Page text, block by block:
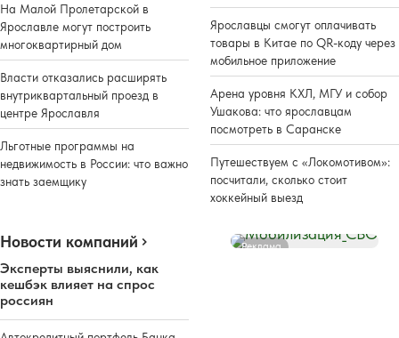
На Малой Пролетарской в
Ярославле могут построить
многоквартирный дом
Власти отказались расширять
внутриквартальный проезд в
центре Ярославля
Льготные программы на
недвижимость в России: что важно
знать заемщику
Ярославцы смогут оплачивать
товары в Китае по QR-коду через
мобильное приложение
Арена уровня КХЛ, МГУ и собор
Ушакова: что ярославцам
посмотреть в Саранске
Путешествуем с «Локомотивом»:
посчитали, сколько стоит
хоккейный выезд
Новости компаний
Эксперты выяснили, как
кешбэк влияет на спрос
россиян
Реклама